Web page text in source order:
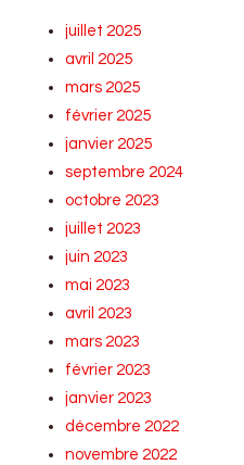
juillet 2025
avril 2025
mars 2025
février 2025
janvier 2025
septembre 2024
octobre 2023
juillet 2023
juin 2023
mai 2023
avril 2023
mars 2023
février 2023
janvier 2023
décembre 2022
novembre 2022